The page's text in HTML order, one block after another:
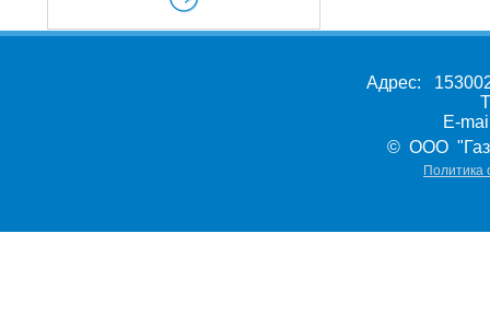
Адрес:
E-
© ООО
Политика